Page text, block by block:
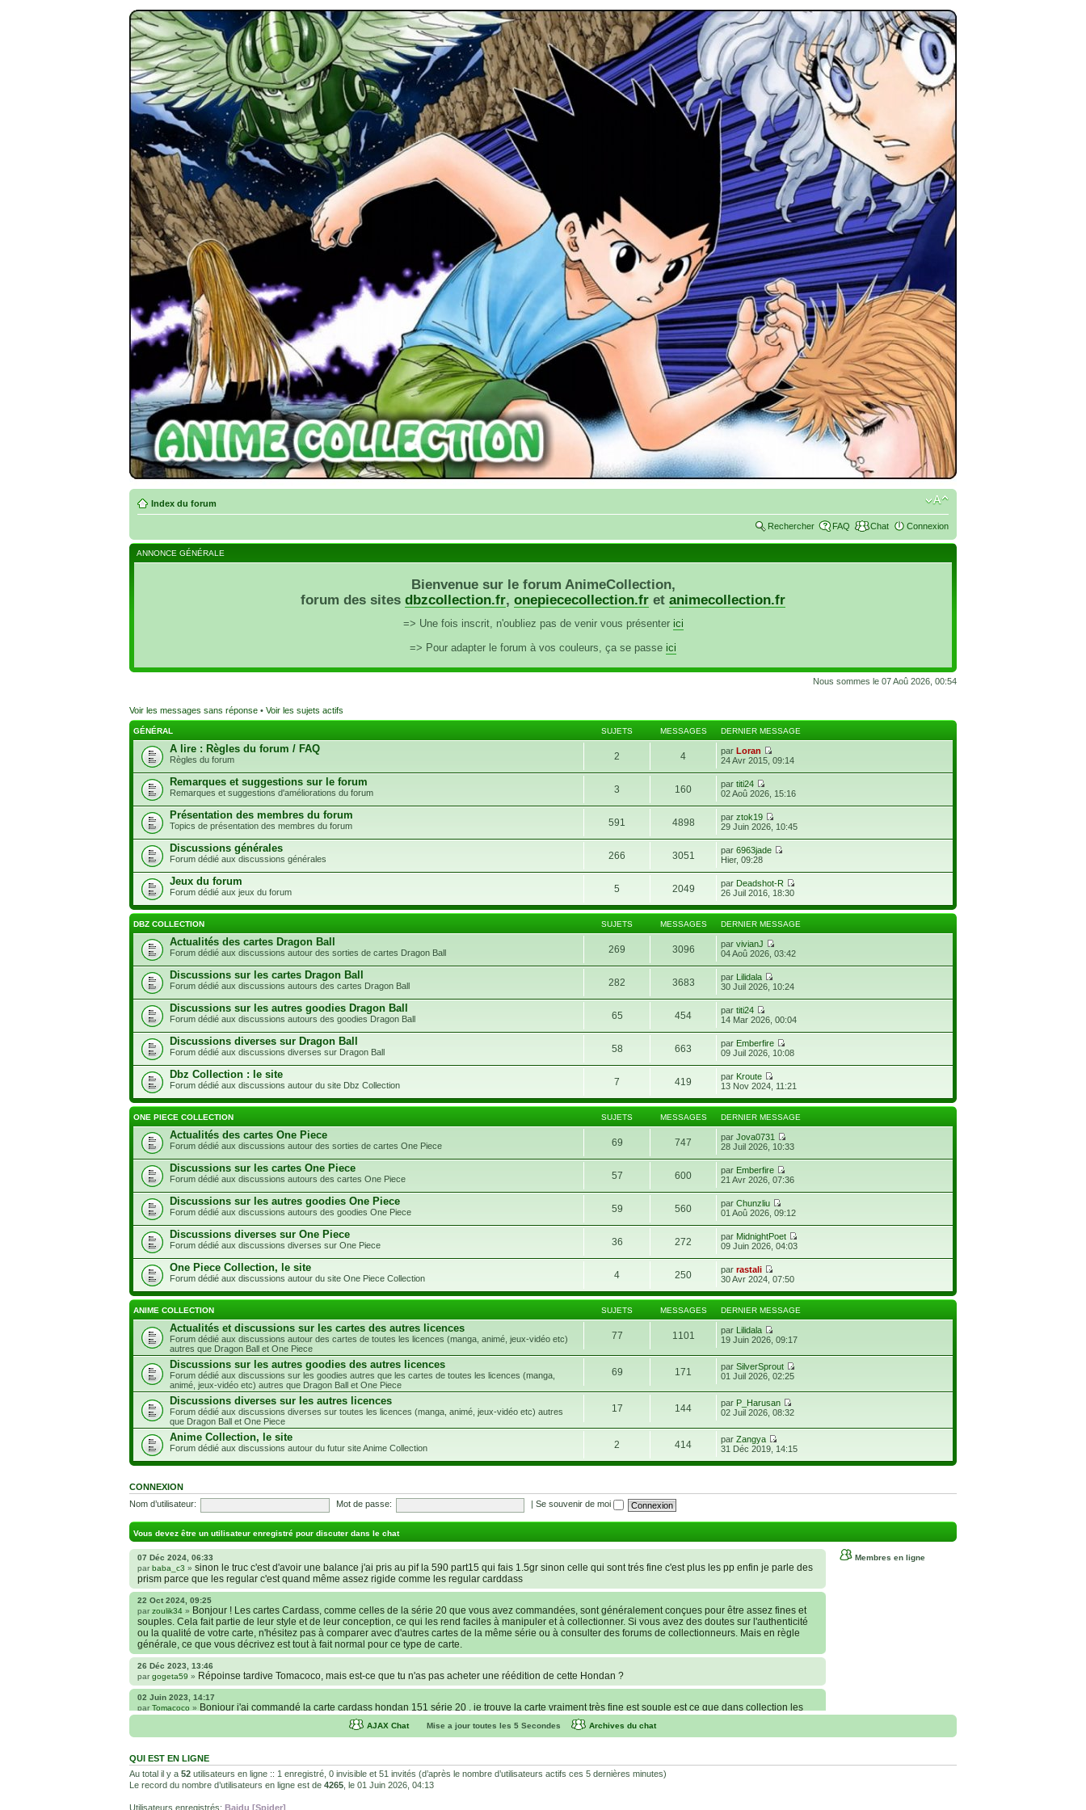
Index du forum
Rechercher FAQ Chat Connexion
ANNONCE GÉNÉRALE
Bienvenue sur le forum AnimeCollection,
forum des sites dbzcollection.fr, onepiececollection.fr et animecollection.fr
=> Une fois inscrit, n'oubliez pas de venir vous présenter ici
=> Pour adapter le forum à vos couleurs, ça se passe ici
Nous sommes le 07 Aoû 2026, 00:54
Voir les messages sans réponse • Voir les sujets actifs
GÉNÉRAL SUJETS MESSAGES DERNIER MESSAGE
A lire : Règles du forum / FAQ
Règles du forum 2 4 parLoran
24 Avr 2015, 09:14
Remarques et suggestions sur le forum
Remarques et suggestions d'améliorations du forum 3 160 partiti24
02 Aoû 2026, 15:16
Présentation des membres du forum
Topics de présentation des membres du forum 591 4898 parztok19
29 Juin 2026, 10:45
Discussions générales
Forum dédié aux discussions générales 266 3051 par6963jade
Hier, 09:28
Jeux du forum
Forum dédié aux jeux du forum 5 2049 par Deadshot-R
26 Juil 2016, 18:30
DBZ COLLECTION SUJETS MESSAGES DERNIER MESSAGE
Actualités des cartes Dragon Ball
Forum dédié aux discussions autour des sorties de cartes Dragon Ball 269 3096 parvivianJ
04 Aoû 2026, 03:42
Discussions sur les cartes Dragon Ball
Forum dédié aux discussions autours des cartes Dragon Ball 282 3683 par Lilidala
30 Juil 2026, 10:24
Discussions sur les autres goodies Dragon Ball
Forum dédié aux discussions autours des goodies Dragon Ball 65 454 partiti24
14 Mar 2026, 00:04
Discussions diverses sur Dragon Ball
Forum dédié aux discussions diverses sur Dragon Ball 58 663 par Emberfire
09 Juil 2026, 10:08
Dbz Collection : le site
Forum dédié aux discussions autour du site Dbz Collection 7 419 par Kroute
13 Nov 2024, 11:21
ONE PIECE COLLECTION SUJETS MESSAGES DERNIER MESSAGE
Actualités des cartes One Piece
Forum dédié aux discussions autour des sorties de cartes One Piece 69 747 parJova0731
28 Juil 2026, 10:33
Discussions sur les cartes One Piece
Forum dédié aux discussions autours des cartes One Piece 57 600 par Emberfire
21 Avr 2026, 07:36
Discussions sur les autres goodies One Piece
Forum dédié aux discussions autours des goodies One Piece 59 560 parChunzliu
01 Aoû 2026, 09:12
Discussions diverses sur One Piece
Forum dédié aux discussions diverses sur One Piece 36 272 par MidnightPoet
09 Juin 2026, 04:03
One Piece Collection, le site
Forum dédié aux discussions autour du site One Piece Collection 4 250 parrastali
30 Avr 2024, 07:50
ANIME COLLECTION SUJETS MESSAGES DERNIER MESSAGE
Actualités et discussions sur les cartes des autres licences
Forum dédié aux discussions autour des cartes de toutes les licences (manga, animé, jeux-vidéo etc)
autres que Dragon Ball et One Piece
77 1101 par Lilidala
19 Juin 2026, 09:17
Discussions sur les autres goodies des autres licences
Forum dédié aux discussions sur les goodies autres que les cartes de toutes les licences (manga,
animé, jeux-vidéo etc) autres que Dragon Ball et One Piece
69 171 parSilverSprout
01 Juil 2026, 02:25
Discussions diverses sur les autres licences
Forum dédié aux discussions diverses sur toutes les licences (manga, animé, jeux-vidéo etc) autres
que Dragon Ball et One Piece
17 144 par P_Harusan
02 Juil 2026, 08:32
Anime Collection, le site
Forum dédié aux discussions autour du futur site Anime Collection 2 414 parZangya
31 Déc 2019, 14:15
CONNEXION
Nom d’utilisateur:
Mot de passe: |Se souvenir de moi
Vous devez être un utilisateur enregistré pour discuter dans le chat
07 Déc 2024, 06:33
par baba_c3 » sinon le truc c'est d'avoir une balance j'ai pris au pif la 590 part15 qui fais 1.5gr sinon celle qui sont trés fine c'est plus les pp enfin je parle des
prism parce que les regular c'est quand même assez rigide comme les regular carddass
22 Oct 2024, 09:25
par zoulik34 » Bonjour ! Les cartes Cardass, comme celles de la série 20 que vous avez commandées, sont généralement conçues pour être assez fines et
souples. Cela fait partie de leur style et de leur conception, ce qui les rend faciles à manipuler et à collectionner. Si vous avez des doutes sur l'authenticité
ou la qualité de votre carte, n'hésitez pas à comparer avec d'autres cartes de la même série ou à consulter des forums de collectionneurs. Mais en règle
générale, ce que vous décrivez est tout à fait normal pour ce type de carte.
26 Déc 2023, 13:46
par gogeta59 » Répoinse tardive Tomacoco, mais est-ce que tu n'as pas acheter une réédition de cette Hondan ?
02 Juin 2023, 14:17
par Tomacoco » Bonjour j'ai commandé la carte cardass hondan 151 série 20 , je trouve la carte vraiment très fine est souple est ce que dans collection les
carte sont censées être comme je la décrit ?
24 Oct 2022, 13:37
voulais savoir si les sites Kaionation, Fanatic anime store et Favor GK sont fiables et sécures ? C’est la première fois que je commanderai une statue sur
internet et je sais qu’il y a énormément de sites malhonnêtes (arnaques, contrefaçons, SAV inexistant, etc.) Merci pour votre aide et vos conseils !
parLuuTrongTien»backside
Membres en ligne
AJAX Chat Mise a jour toutes les5 Secondes Archives du chat
QUI EST EN LIGNE
Au total il y a 52 utilisateurs en ligne :: 1 enregistré, 0 invisible et 51 invités (d’après le nombre d’utilisateurs actifs ces 5 dernières minutes)
Le record du nombre d’utilisateurs en ligne est de 4265 , le 01 Juin 2026, 04:13
Utilisateurs enregistrés: Baidu [Spider]